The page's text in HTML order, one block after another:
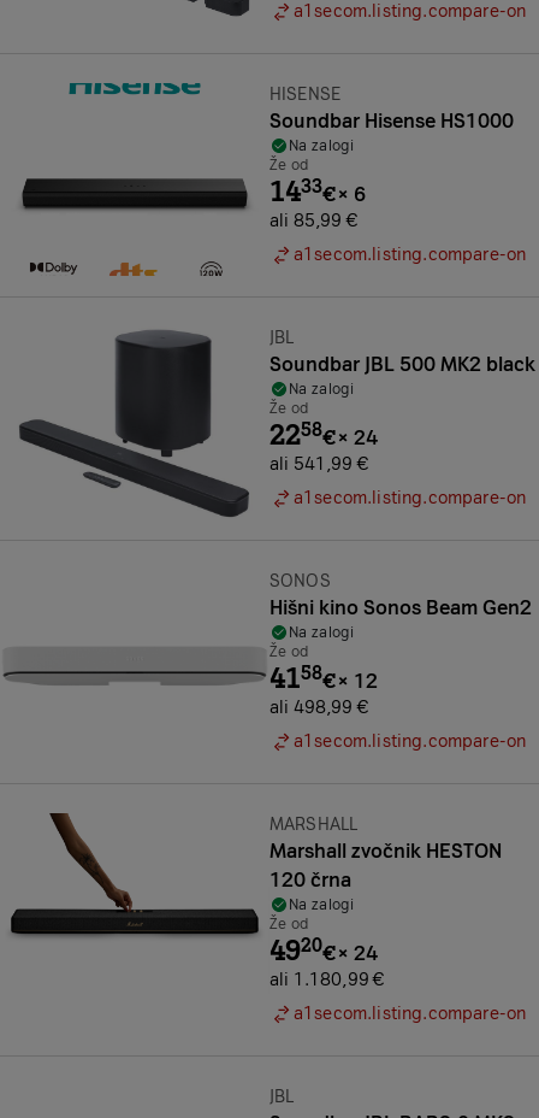
a1secom.listing.compare-on
Znamka:
HISENSE
Soundbar Hisense HS1000
Na zalogi
Že od
1433€× 6
ali 85,99 €
a1secom.listing.compare-on
Znamka:
JBL
Soundbar JBL 500 MK2 black
Na zalogi
Že od
2258€× 24
ali 541,99 €
a1secom.listing.compare-on
Znamka:
SONOS
Hišni kino Sonos Beam Gen2
Na zalogi
Že od
4158€× 12
ali 498,99 €
a1secom.listing.compare-on
Znamka:
MARSHALL
Marshall zvočnik HESTON
120 črna
Na zalogi
Že od
4920€× 24
ali 1.180,99 €
a1secom.listing.compare-on
Znamka:
JBL